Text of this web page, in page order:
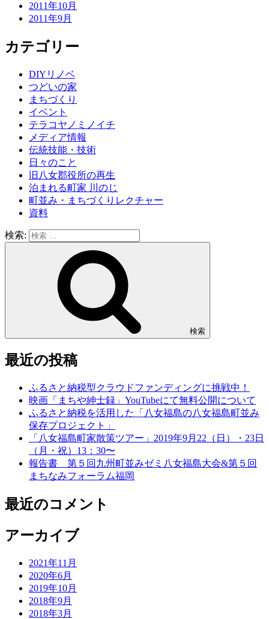
2011年10月
2011年9月
カテゴリー
DIYリノベ
つどいの家
まちづくり
イベント
テラコヤノミノイチ
メディア情報
伝統技能・技術
日々のこと
旧八女郡役所の再生
泊まれる町家 川のじ
町並み・まちづくりレクチャー
資料
検索:
検索
最近の投稿
ふるさと納税型クラウドファンディングに挑戦中！
映画「まちや紳士録」YouTubeにて無料公開について
ふるさと納税を活用した「八女福島の八女福島町並み
保存プロジェクト」
「八女福島町家散策ツアー」2019年9月22（日）・23日
（月・祝）13：30〜
報告書 第５回九州町並みゼミ八女福島大会&第５回
まちなみフォーラム福岡
最近のコメント
アーカイブ
2021年11月
2020年6月
2019年10月
2018年9月
2018年3月